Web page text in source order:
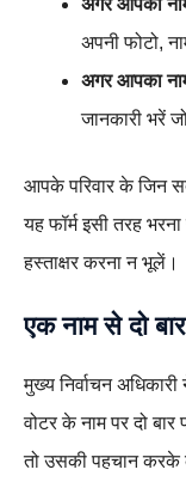
अगर आपका
अपनी फोटो,
अगर आपका
जानकारी भरें
आपके परिवार के जिन
यह फॉर्म इसी तरह
हस्ताक्षर करना न भूलें।
एक नाम से दो
मुख्य निर्वाचन
वोटर के नाम पर दो
तो उसकी पहचान करके